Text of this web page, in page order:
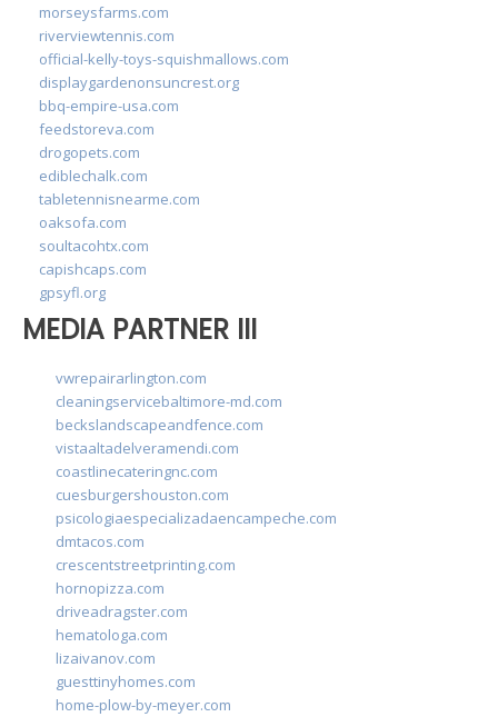
morseysfarms.com
riverviewtennis.com
official-kelly-toys-squishmallows.com
displaygardenonsuncrest.org
bbq-empire-usa.com
feedstoreva.com
drogopets.com
ediblechalk.com
tabletennisnearme.com
oaksofa.com
soultacohtx.com
capishcaps.com
gpsyfl.org
MEDIA PARTNER III
vwrepairarlington.com
cleaningservicebaltimore-md.com
beckslandscapeandfence.com
vistaaltadelveramendi.com
coastlinecateringnc.com
cuesburgershouston.com
psicologiaespecializadaencampeche.com
dmtacos.com
crescentstreetprinting.com
hornopizza.com
driveadragster.com
hematologa.com
lizaivanov.com
guesttinyhomes.com
home-plow-by-meyer.com